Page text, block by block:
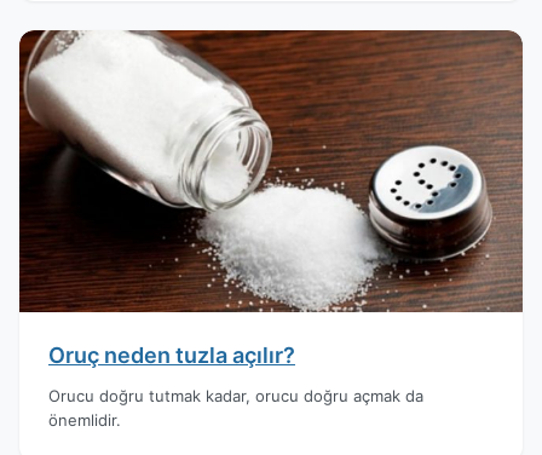
Oruç neden tuzla açılır?
Orucu doğru tutmak kadar, orucu doğru açmak da
önemlidir.